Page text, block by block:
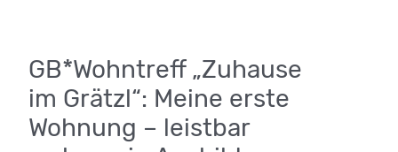
GB*Wohntreff „Zuhause
im Grätzl“: Meine erste
Wohnung – leistbar